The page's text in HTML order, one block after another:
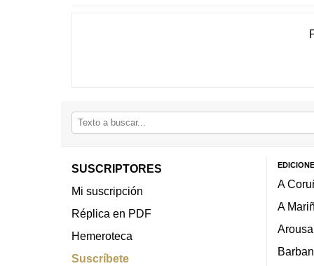
SUSCRIPTORES
Mi suscripción
Réplica en PDF
Hemeroteca
Suscríbete
A
A
Arousa